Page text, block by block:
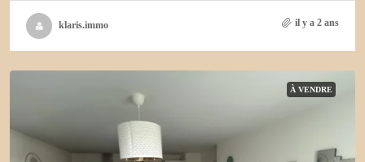
klaris.immo il y a 2 ans
À VENDRE